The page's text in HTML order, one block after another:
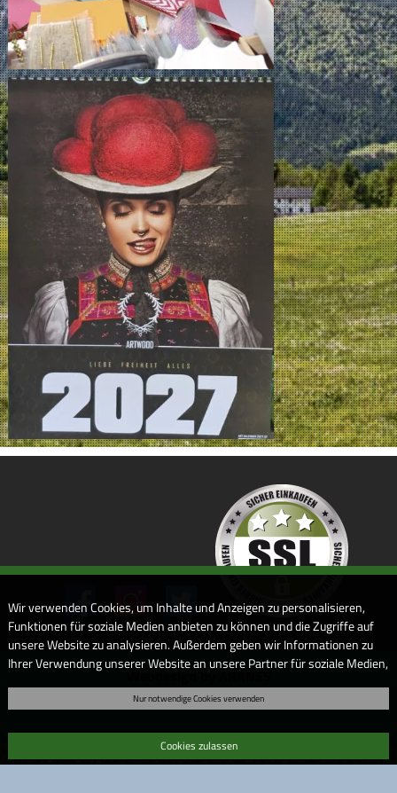
Webdesign by ARANES
Wir verwenden Cookies, um Inhalte und Anzeigen zu personalisieren,
Funktionen für soziale Medien anbieten zu können und die Zugriffe auf
unsere Website zu analysieren. Außerdem geben wir Informationen zu
Ihrer Verwendung unserer Website an unsere Partner für soziale Medien,
Informationen möglicherweise mit weiteren Daten zusammen, die Sie
Dienste gesammelt haben. Sofern Sie uns Ihre Einwilligung geben,
können Sie diese jederzeit in der Datenschutzerklärung wieder
Nur notwendige Cookies verwenden
Cookies zulassen